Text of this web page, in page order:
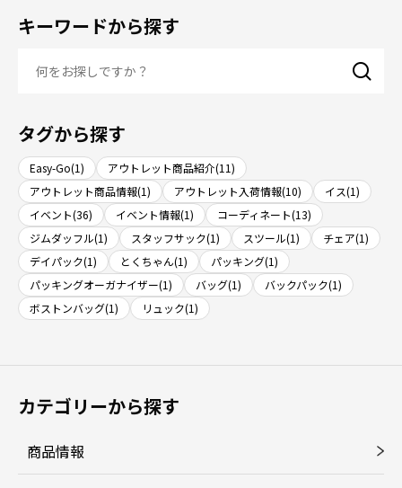
キーワードから探す
タグから探す
Easy-Go(1)
アウトレット商品紹介(11)
アウトレット商品情報(1)
アウトレット入荷情報(10)
イス(1)
イベント(36)
イベント情報(1)
コーディネート(13)
ジムダッフル(1)
スタッフサック(1) スツール(1)
チェア(1)
デイパック(1)
とくちゃん(1)
パッキング(1)
パッキングオーガナイザー(1)
バッグ(1)
バックパック(1)
ボストンバッグ(1)
リュック(1)
カテゴリーから探す
商品情報